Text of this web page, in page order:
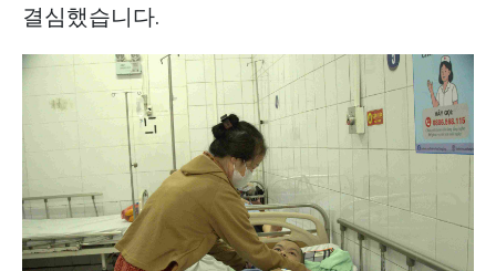
결심했습니다.